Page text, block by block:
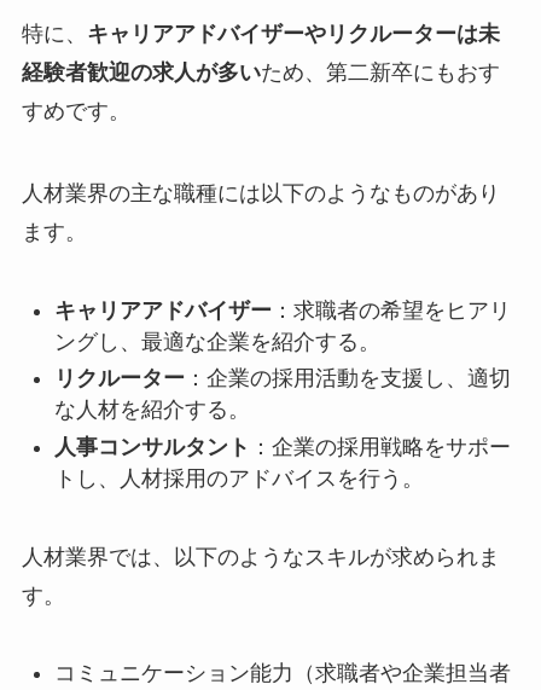
特に、 キャリアアドバイザーやリクルーターは未
経験者歓迎の求人が多いため、第二新卒にもおす
すめです。
人材業界の主な職種には以下のようなものがあり
ます。
キャリアアドバイザー ：求職者の希望をヒアリ
ングし、最適な企業を紹介する。
リクルーター ：企業の採用活動を支援し、適切
な人材を紹介する。
人事コンサルタント ：企業の採用戦略をサポー
トし、人材採用のアドバイスを行う。
人材業界では、以下のようなスキルが求められま
す。
コミュニケーション能力（求職者や企業担当者